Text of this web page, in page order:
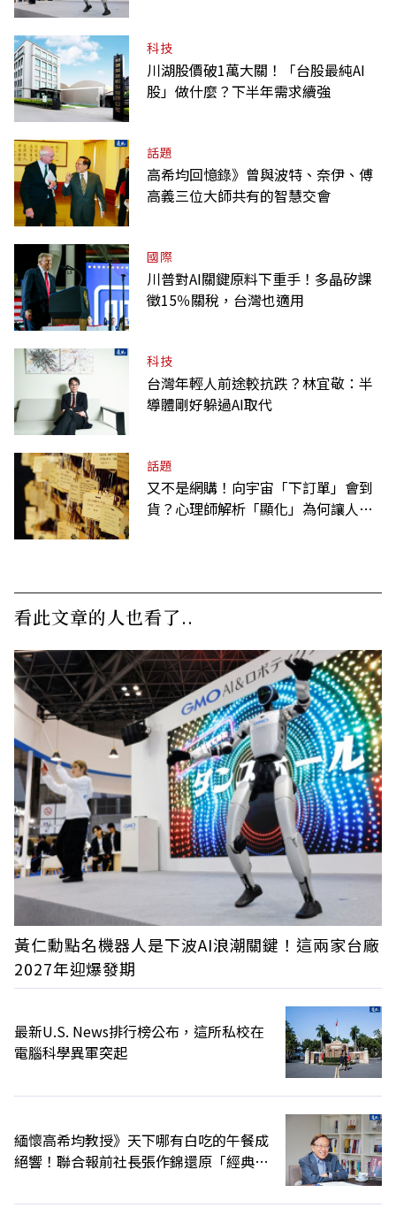
科技
川湖股價破1萬大關！「台股最純AI
股」做什麼？下半年需求續強
話題
高希均回憶錄》曾與波特、奈伊、傅
高義三位大師共有的智慧交會
國際
川普對AI關鍵原料下重手！多晶矽課
徵15％關稅，台灣也適用
科技
台灣年輕人前途較抗跌？林宜敬：半
導體剛好躲過AI取代
話題
又不是網購！向宇宙「下訂單」會到
貨？心理師解析「顯化」為何讓人無
看此文章的人也看了..
黃仁勳點名機器人是下波AI浪潮關鍵！這兩家台廠
2027年迎爆發期
最新U.S. News排行榜公布，這所私校在
電腦科學異軍突起
緬懷高希均教授》天下哪有白吃的午餐成
絕響！聯合報前社長張作錦還原「經典名